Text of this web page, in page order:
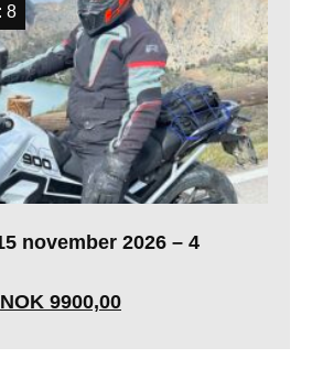
november 2026 – 4
NOK 9900,00
8